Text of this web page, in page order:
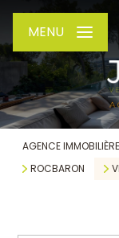
MENU
AGENCE
ROCBARON